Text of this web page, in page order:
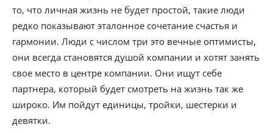
то, что личная жизнь не будет простой, такие люди
редко показывают эталонное сочетание счастья и
гармонии. Люди с числом три это вечные оптимисты,
они всегда становятся душой компании и хотят занять
свое место в центре компании. Они ищут себе
партнера, который будет смотреть на жизнь так же
широко. Им пойдут единицы, тройки, шестерки и
девятки.